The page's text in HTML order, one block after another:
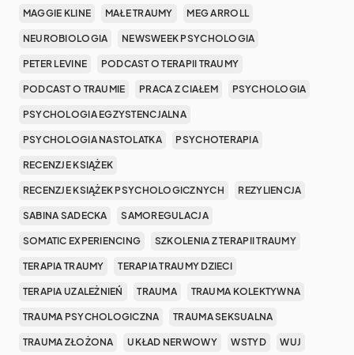
MAGGIE KLINE MAŁE TRAUMY MEG ARROLL
NEUROBIOLOGIA NEWSWEEK PSYCHOLOGIA
PETER LEVINE PODCAST O TERAPII TRAUMY
PODCAST O TRAUMIE PRACA Z CIAŁEM PSYCHOLOGIA
PSYCHOLOGIA EGZYSTENCJALNA
PSYCHOLOGIA NASTOLATKA PSYCHOTERAPIA
RECENZJE KSIĄŻEK
RECENZJE KSIĄŻEK PSYCHOLOGICZNYCH REZYLIENCJA
SABINA SADECKA SAMOREGULACJA
SOMATIC EXPERIENCING SZKOLENIA Z TERAPII TRAUMY
TERAPIA TRAUMY TERAPIA TRAUMY DZIECI
TERAPIA UZALEŻNIEŃ TRAUMA TRAUMA KOLEKTYWNA
TRAUMA PSYCHOLOGICZNA TRAUMA SEKSUALNA
TRAUMA ZŁOŻONA UKŁAD NERWOWY WSTYD WUJ